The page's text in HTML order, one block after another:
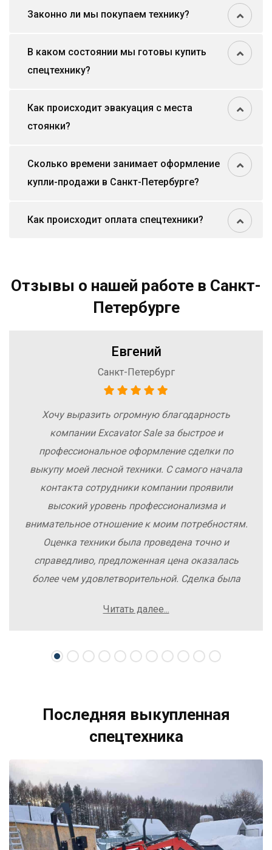
Законно ли мы покупаем технику?
В каком состоянии мы готовы купить
спецтехнику?
Как происходит эвакуация с места
стоянки?
Сколько времени занимает оформление
купли-продажи в Санкт-Петербурге?
Как происходит оплата спецтехники?
Отзывы о нашей работе в Санкт-
Петербурге
Евгений
Санкт-Петербург
Хочу выразить огромную благодарность
компании Excavator Sale за быстрое и
профессиональное оформление сделки по
выкупу моей лесной техники. С самого начала
контакта сотрудники компании проявили
высокий уровень профессионализма и
внимательное отношение к моим потребностям.
Оценка техники была проведена точно и
справедливо, предложенная цена оказалась
более чем удовлетворительной. Сделка была
осложнений. Рекомендую компанию Excavator
свою спецтехнику.
Читать далее...
Последняя выкупленная
спецтехника